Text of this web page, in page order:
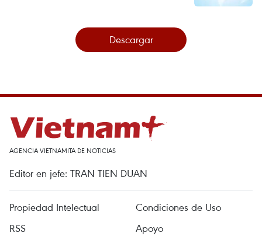
Descargar
AGENCIA VIETNAMITA DE NOTICIAS
Editor en jefe: TRAN TIEN DUAN
Propiedad Intelectual
Condiciones de Uso
RSS
Apoyo